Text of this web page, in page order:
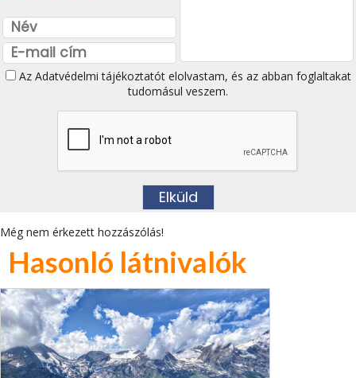
Az Adatvédelmi tájékoztatótelolvastam, és az abban foglaltakat
tudomásul veszem.
Még nem érkezett hozzászólás!
Hasonló látnivalók